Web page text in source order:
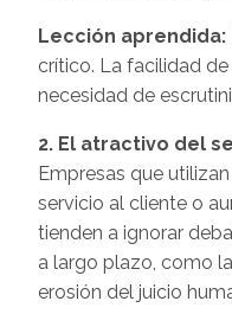
Lección aprendida:
crítico. La facilidad
necesidad de
2. El atractivo del
Empresas que
servicio al cliente o
tienden a ignorar
a largo plazo, como
erosión del juicio